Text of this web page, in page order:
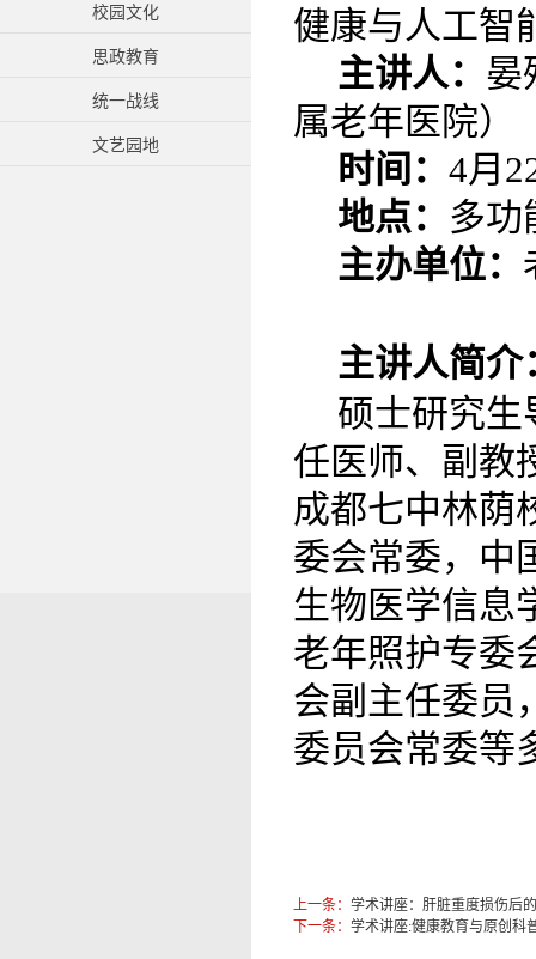
校园文化
思政教育
统一战线
文艺园地
健康与人工智
主讲人： 晏
属老年医院）
时间：4月
地点： 多功
主办单位：
主讲人简介
硕士研究生
任医师、副教
成都七中林荫
委会常委，中
生物医学信息
老年照护专委
会副主任委员
委员会常委等
上一条： 学术讲座：肝脏重度损伤后
下一条： 学术讲座:健康教育与原创科